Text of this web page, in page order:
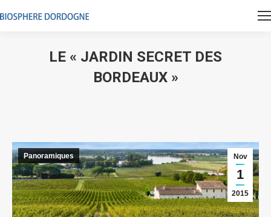
LE « JARDIN SECRET DES
BORDEAUX »
Nov
1
2015
Panoramiques